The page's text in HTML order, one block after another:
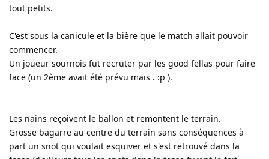
tout petits.
C'est sous la canicule et la bière que le match allait pouvoir
commencer.
Un joueur sournois fut recruter par les good fellas pour faire
face (un 2ème avait été prévu mais . :p ).
Les nains reçoivent le ballon et remontent le terrain.
Grosse bagarre au centre du terrain sans conséquences à
part un snot qui voulait esquiver et s'est retrouvé dans la